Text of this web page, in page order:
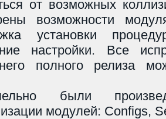
от возможных
возможности
установки
настройки. Все
полного релиза
были
модулей: Configs,